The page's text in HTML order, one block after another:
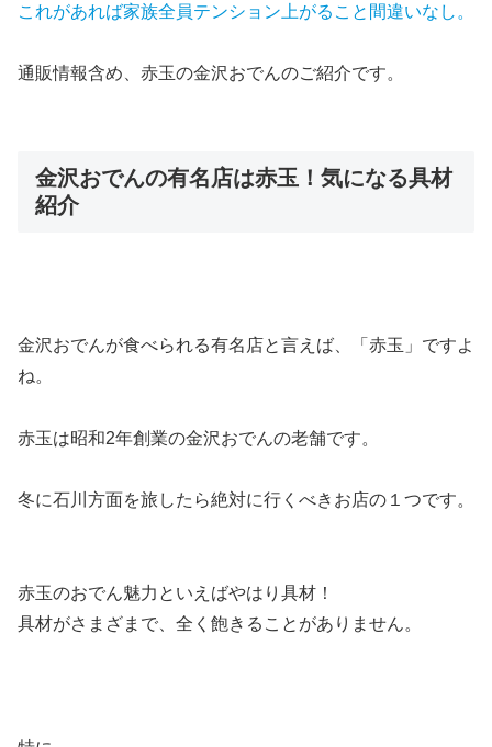
これがあれば家族全員テンション上がること間違いなし。
通販情報含め、赤玉の金沢おでんのご紹介です。
金沢おでんの有名店は赤玉！気になる具材
紹介
金沢おでんが食べられる有名店と言えば、「赤玉」ですよ
ね。
赤玉は昭和2年創業の金沢おでんの老舗です。
冬に石川方面を旅したら絶対に行くべきお店の１つです。
赤玉のおでん魅力といえばやはり具材！
具材がさまざまで、全く飽きることがありません。